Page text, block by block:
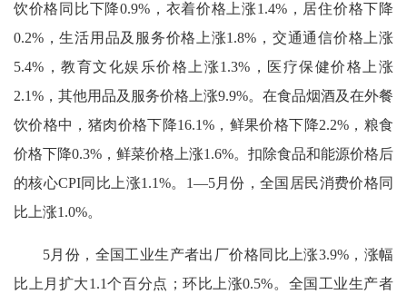
饮价格同比下降0.9%，衣着价格上涨1.4%，居住价格下降
0.2%，生活用品及服务价格上涨1.8%，交通通信价格上涨
5.4%，教育文化娱乐价格上涨1.3%，医疗保健价格上涨
2.1%，其他用品及服务价格上涨9.9%。在食品烟酒及在外餐
饮价格中，猪肉价格下降16.1%，鲜果价格下降2.2%，粮食
价格下降0.3%，鲜菜价格上涨1.6%。扣除食品和能源价格后
的核心CPI同比上涨1.1%。1—5月份，全国居民消费价格同
比上涨1.0%。
5月份，全国工业生产者出厂价格同比上涨3.9%，涨幅
比上月扩大1.1个百分点；环比上涨0.5%。全国工业生产者